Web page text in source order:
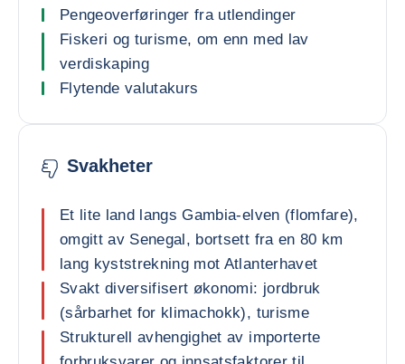
Pengeoverføringer fra utlendinger
Fiskeri og turisme, om enn med lav
verdiskaping
Flytende valutakurs
Svakheter
Et lite land langs Gambia-elven (flomfare),
omgitt av Senegal, bortsett fra en 80 km
lang kyststrekning mot Atlanterhavet
Svakt diversifisert økonomi: jordbruk
(sårbarhet for klimachokk), turisme
Strukturell avhengighet av importerte